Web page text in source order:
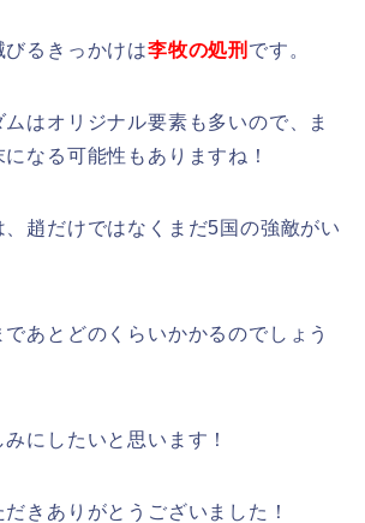
るきっかけは李牧の処刑 です。
はオリジナル要素も多いので、ま
なる可能性もありますね！
趙だけではなくまだ5国の強敵がい
あとどのくらいかかるのでしょう
にしたいと思います！
きありがとうございました！